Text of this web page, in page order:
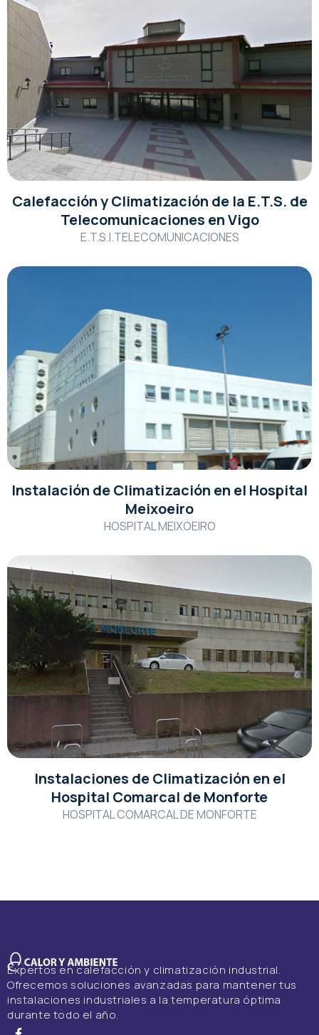
Calefacción y Climatización de la E.T.S. de
Telecomunicaciones en Vigo
E.T.S.I.TELECOMUNICACIONES
Instalación de Climatización en el Hospital
Meixoeiro
HOSPITAL MEIXOEIRO
Instalaciones de Climatización en el
Hospital Comarcal de Monforte
HOSPITAL COMARCAL DE MONFORTE
Expertos en calefacción y climatización industrial.
Ofrecemos soluciones avanzadas para mantener tus
instalaciones industriales a la temperatura óptima
durante todo el año.